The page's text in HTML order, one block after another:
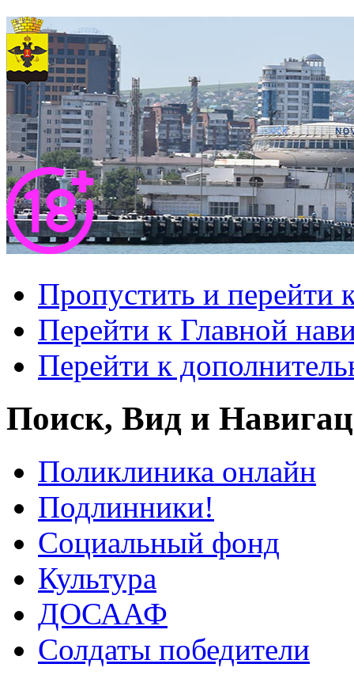
Пропустить и перейти
Перейти к Главной
Перейти к
Поиск, Вид и
Поликлиника онлайн
Подлинники!
Социальный фонд
Культура
ДОСААФ
Солдаты победители